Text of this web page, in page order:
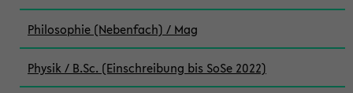
Philosophie (Nebenfach) / Mag
Physik / B.Sc. (Einschreibung bis SoSe 2022)